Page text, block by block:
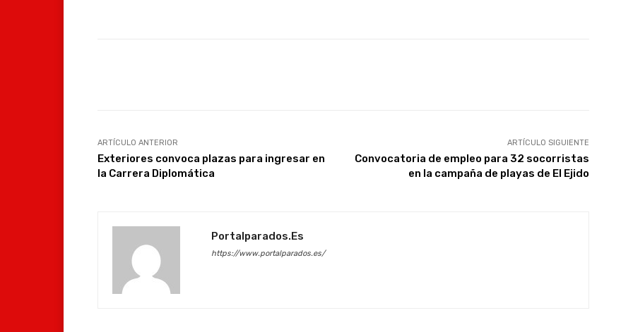
ARTÍCULO ANTERIOR
Exteriores convoca plazas para ingresar en
la Carrera Diplomática
ARTÍCULO SIGUIENTE
Convocatoria de empleo para 32 socorristas
en la campaña de playas de El Ejido
Portalparados.es
https://www.portalparados.es/